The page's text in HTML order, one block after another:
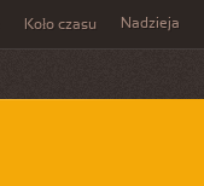
Koło czasu Nadzieja